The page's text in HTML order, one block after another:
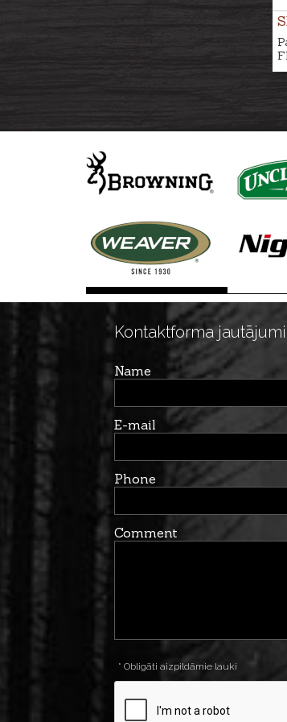
Kontaktforma
Name
E-mail
Phone
Comment
* Obligāti aizpildāmie lauki